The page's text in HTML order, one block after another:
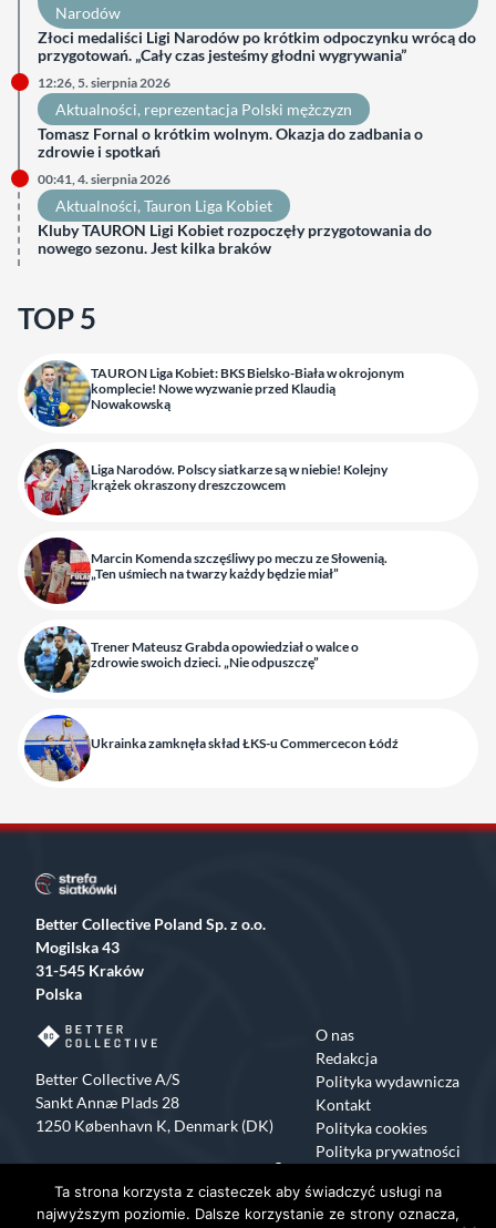
Narodów
Złoci medaliści Ligi Narodów po krótkim odpoczynku wrócą do
przygotowań. „Cały czas jesteśmy głodni wygrywania”
12:26, 5. sierpnia 2026
Aktualności, reprezentacja Polski mężczyzn
Tomasz Fornal o krótkim wolnym. Okazja do zadbania o
zdrowie i spotkań
00:41, 4. sierpnia 2026
Aktualności, Tauron Liga Kobiet
Kluby TAURON Ligi Kobiet rozpoczęły przygotowania do
nowego sezonu. Jest kilka braków
TOP 5
TAURON Liga Kobiet: BKS Bielsko-Biała w okrojonym
komplecie! Nowe wyzwanie przed Klaudią
Nowakowską
Liga Narodów. Polscy siatkarze są w niebie! Kolejny
krążek okraszony dreszczowcem
Marcin Komenda szczęśliwy po meczu ze Słowenią.
„Ten uśmiech na twarzy każdy będzie miał”
Trener Mateusz Grabda opowiedział o walce o
zdrowie swoich dzieci. „Nie odpuszczę”
Ukrainka zamknęła skład ŁKS-u Commercecon Łódź
Better Collective Poland Sp. z o.o.
Mogilska 43
31-545 Kraków
Polska
Better Collective A/S
Sankt Annæ Plads 28
1250 København K, Denmark (DK)
O nas
Redakcja
Polityka wydawnicza
Kontakt
Polityka cookies
Polityka prywatności
Facebook
X Instagram
TikTok
Copyrights 2015-2024 Strefa Siatkówki All rights reserved
Ta strona korzysta z ciasteczek aby świadczyć usługi na
najwyższym poziomie. Dalsze korzystanie ze strony oznacza,